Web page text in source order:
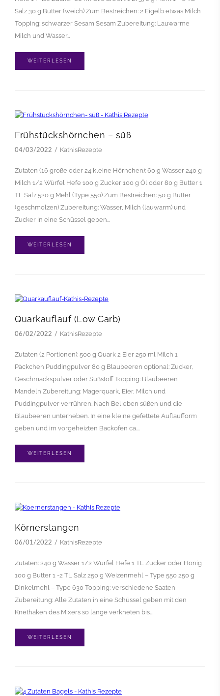
Salz 30 g Butter (weich) Zum Bestreichen: 2 Eigelb etwas Milch
Topping: schwarzer Sesam Sesam Zubereitung: Lauwarme
Milch und Wasser…
WEITERLESEN
Frühstückshörnchen – süß
04/03/2022 KathisRezepte
Zutaten (16 große oder 24 kleine Hörnchen): 60 g Wasser 240 g
Milch 1/2 Würfel Hefe 1oo g Zucker 100 g Öl oder 80 g Butter 1
TL Salz 520 g Mehl (Type 550) Zum Bestreichen: 50 g Butter
(geschmolzen) Zubereitung: Wasser, Milch (lauwarm) und
Zucker in eine Schüssel geben…
WEITERLESEN
Quarkauflauf (Low Carb)
06/02/2022 KathisRezepte
Zutaten (2 Portionen): 500 g Quark 2 Eier 250 ml Milch 1
Päckchen Puddingpulver 80 g Blaubeeren optional: Zucker,
Geschmackspulver oder Süßstoff Topping: Blaubeeren
Mandeln Zubereitung: Magerquark, Eier, Milch und
Puddingpulver verrühren. Nach Belieben süßen und die
Blaubeeren unterheben. In eine kleine gefettete Auflaufform
geben und im vorgeheizten Backofen ca.…
WEITERLESEN
Körnerstangen
06/01/2022 KathisRezepte
Zutaten: 240 g Wasser 1/2 Würfel Hefe 1 TL Zucker oder Honig
100 g Butter 1 -2 TL Salz 250 g Weizenmehl – Type 550 250 g
Dinkelmehl – Type 630 Topping: verschiedene Saaten
Zubereitung: Alle Zutaten in eine Schüssel geben mit den
Knethaken des Mixers so lange verkneten bis…
WEITERLESEN